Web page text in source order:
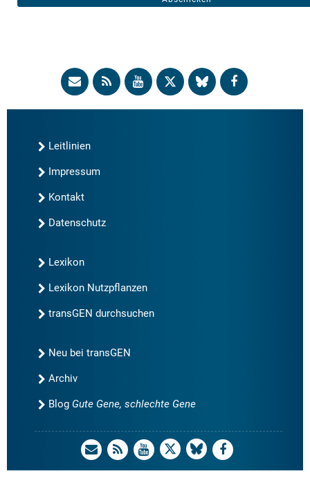
Leitlinien
Impressum
Kontakt
Datenschutz
Lexikon
Lexikon Nutzpflanzen
transGEN durchsuchen
Neu bei transGEN
Archiv
Blog Gute Gene, schlechte Gene